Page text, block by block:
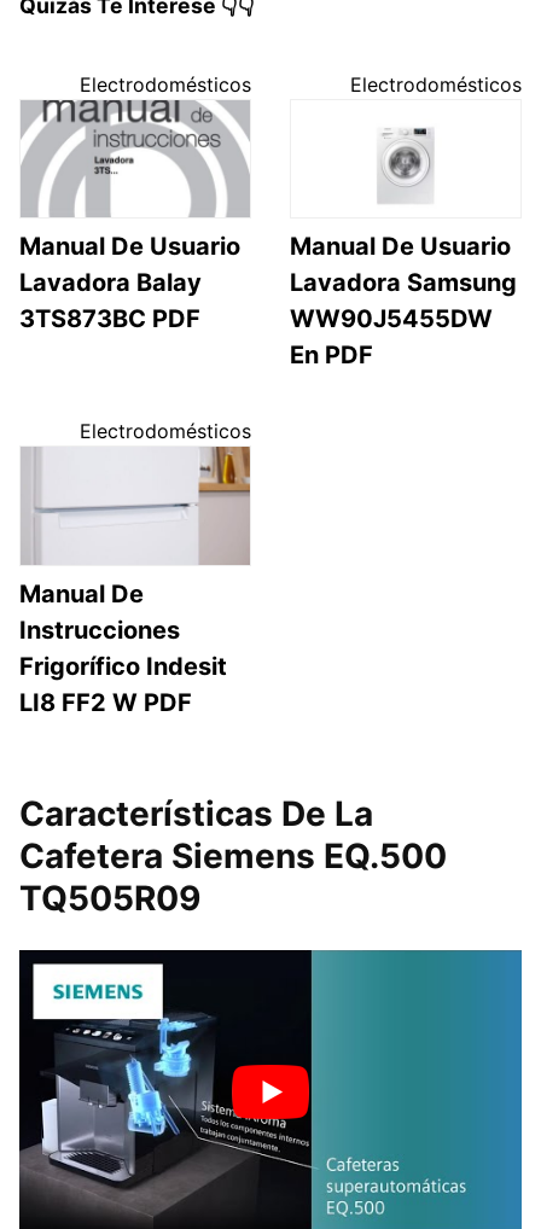
Quizás Te Interese 👇👇
Electrodomésticos
Manual De Usuario
Lavadora Balay
3TS873BC PDF
Electrodomésticos
Manual De Usuario
Lavadora Samsung
WW90J5455DW
En PDF
Electrodomésticos
Manual De
Instrucciones
Frigorífico Indesit
LI8 FF2 W PDF
Características De La
Cafetera Siemens EQ.500
TQ505R09